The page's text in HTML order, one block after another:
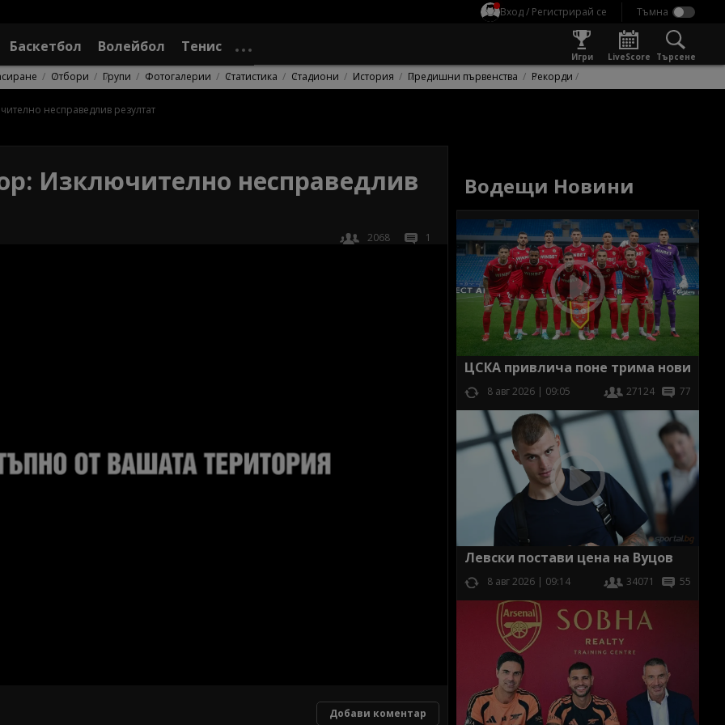
Вход / Регистрирай се
Баскетбол Волейбол Тенис
Игри LiveScore Търсене
Отбори Групи Фотогалерии Статистика Стадиони История Предишни първенства Рекорди
несправедлив резултат
Изключително несправедлив
2068 1
Добави коментар
Водещи Новини
ЦСКА привлича поне трима нови
8 авг 2026 | 09:05 27124 77
Левски постави цена на Вуцов
8 авг 2026 | 09:14 34071 55